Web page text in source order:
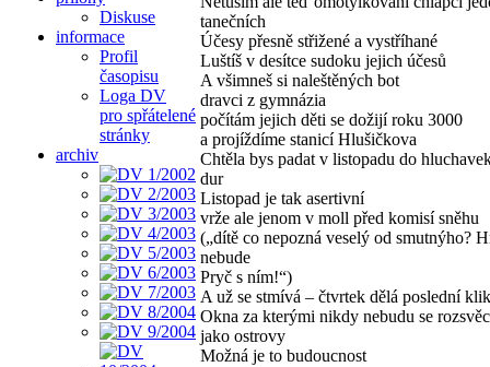
Diskuse
informace
Profil
časopisu
Loga DV
pro spřátelené
stránky
archiv
tanečních
Účesy přesně střižené a vystříhané
Luštíš v desítce sudoku jejich účesů
A všimneš si naleštěných bot
dravci z gymnázia
počítám jejich děti se dožijí roku 3000
a projíždíme stanicí Hlušičkova
Chtěla bys padat v listopadu do
dur
Listopad je tak asertivní
vrže ale jenom v moll před komisí sněhu
(„dítě co nepozná veselý od smutnýho?
nebude
Pryč s ním!“)
A už se stmívá – čtvrtek dělá poslední
Okna za kterými nikdy nebudu se
jako ostrovy
Možná je to budoucnost